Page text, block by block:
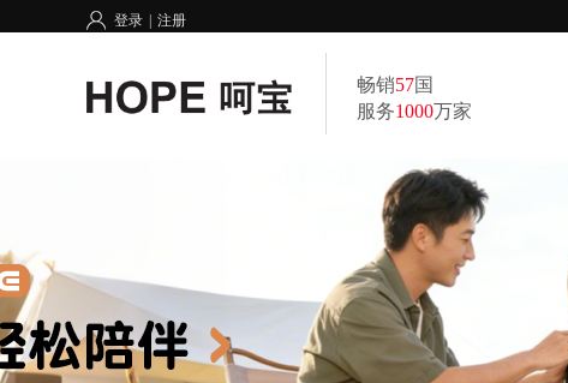
登录 注册
畅销57国
服务1000万家